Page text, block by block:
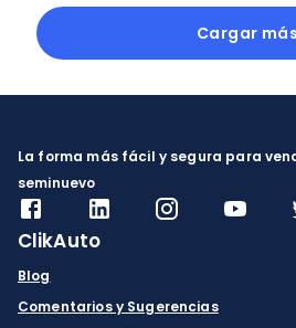
Cargar más
La forma más fácil y segura para
seminuevo
ClikAuto
Blog
Comentarios y Sugerencias